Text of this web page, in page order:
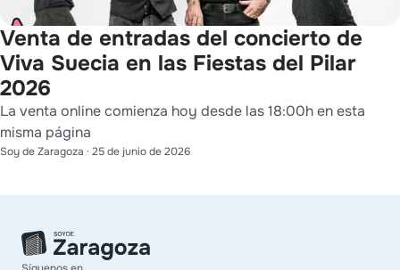
Venta de entradas del concierto de
Viva Suecia en las Fiestas del Pilar
2026
La venta online comienza hoy desde las 18:00h en esta
misma página
Soy de Zaragoza · 25 de junio de 2026